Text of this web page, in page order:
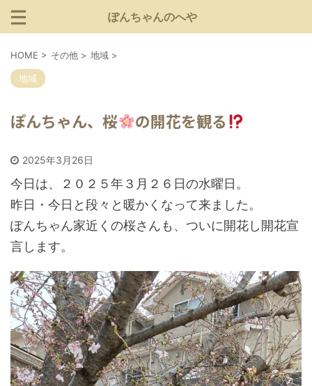
ぽんちゃんのへや
HOME > その他 > 地域 >
地域
ぽんちゃん、桜 の開花を観る
2025年3月26日
今日は、２０２５年３月２６日の水曜日。
昨日・今日と段々と暖かくなって来ました。
ぽんちゃん家近くの桜さんも、ついに開花し開花宣
言します。